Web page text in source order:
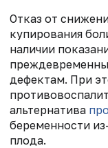
Отказ от
купирования
наличии
дефектам. При
альтернатива
беременности
плода.